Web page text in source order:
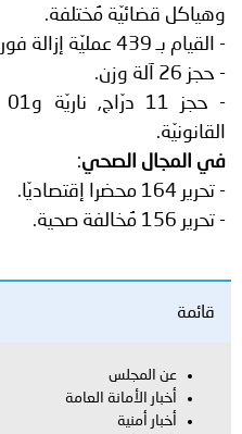
وهياكل قضائيّة مُختلفة.
- القيام بـ 439 عمليّة إزالة فوريّة لنقاط إنتصاب عشوائيّة.
- حجز 26 آلة وزن.
القانونيّة.
في المجال الصحي:
- تحرير 164 محضرا إقتصاديّا.
- تحرير 156 مُخالفة صحية.
قائمة
عن المجلس
أخبار الأمانة العامة
أخبار أمنية